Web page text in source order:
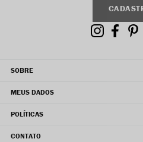
SOBRE
MEUS DADOS
POLÍTICAS
CONTATO